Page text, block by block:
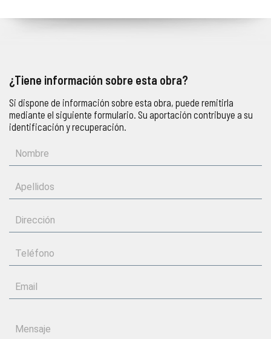
¿Tiene información sobre esta obra?
Si dispone de información sobre esta obra, puede remitirla
mediante el siguiente formulario. Su aportación contribuye a su
identificación y recuperación.